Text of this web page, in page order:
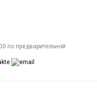
по предварительной